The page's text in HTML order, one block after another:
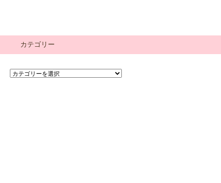
カテゴリー
カ
テ